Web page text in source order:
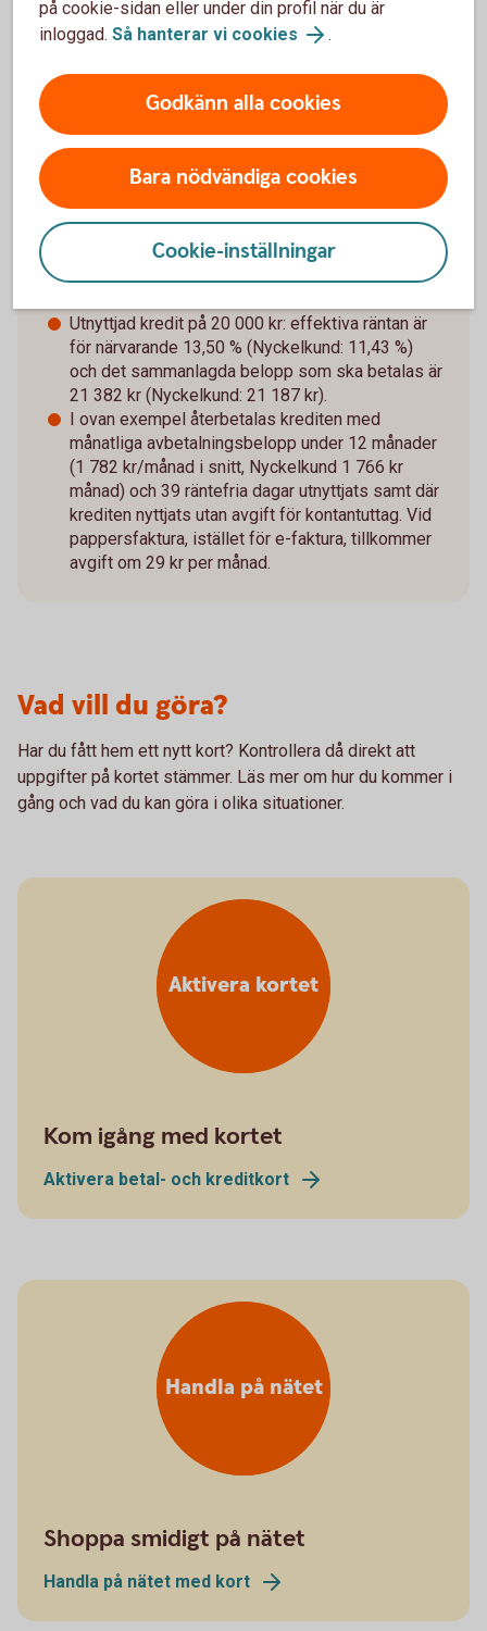
sen med inbetalningar kan det tillkomma extra
kostnader.
Räkneexempel Betal- och
kreditkort Mastercard
Ränta för närvarande 13,55 % (2025-10-01),
Utnyttjad kredit på 20 000 kr: effektiva räntan är
för närvarande 13,50 % (Nyckelkund: 11,43 %)
och det sammanlagda belopp som ska betalas är
21 382 kr (Nyckelkund: 21 187 kr).
I ovan exempel återbetalas krediten med
månatliga avbetalningsbelopp under 12 månader
(1 782 kr/månad i snitt, Nyckelkund 1 766 kr
månad) och 39 räntefria dagar utnyttjats samt där
krediten nyttjats utan avgift för kontantuttag. Vid
pappersfaktura, istället för e-faktura, tillkommer
avgift om 29 kr per månad.
Vad vill du göra?
Har du fått hem ett nytt kort? Kontrollera då direkt att
uppgifter på kortet stämmer. Läs mer om hur du kommer i
gång och vad du kan göra i olika situationer.
Aktivera kortet
Kom igång med kortet
Aktivera betal- och kreditkort
Handla på nätet
Shoppa smidigt på nätet
Handla på nätet med kort
på cookie-sidan eller under din profil när du är
inloggad. Så hanterar vi cookies .
Godkänn alla cookies
Bara nödvändiga cookies
Cookie-inställningar